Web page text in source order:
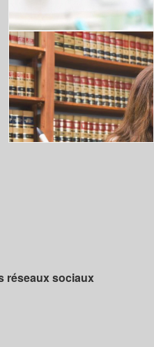
réseaux sociaux